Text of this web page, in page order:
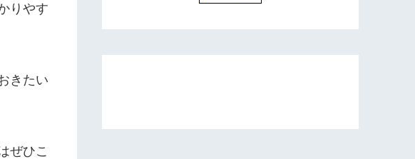
りやす
きたい
ぜひこ